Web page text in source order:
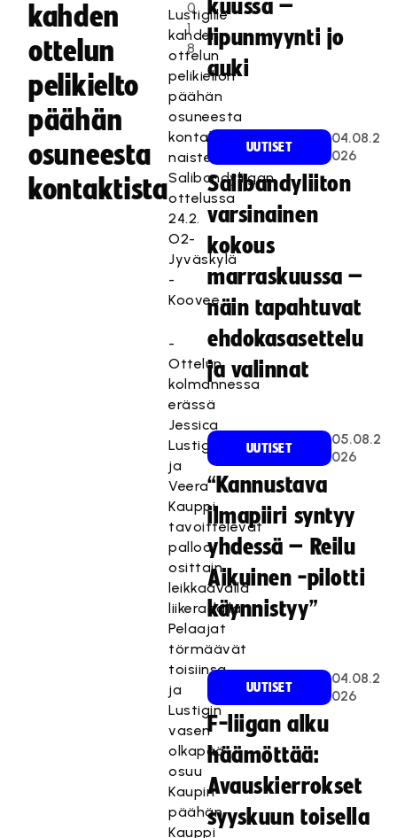
kahden
ottelun
pelikielto
päähän
osuneesta
kontaktista
0
1
8
Lustigille
kahden
ottelun
pelikiellon
päähän
osuneesta
kontaktista
naisten
Salibandyliigan
ottelussa
24.2.
O2-
Jyväskylä
-
Koovee.
-
Ottelun
kolmannessa
erässä
Jessica
Lustig
ja
Veera
Kauppi
tavoittelevat
palloa
osittain
leikkaavalla
liikeradalla.
Pelaajat
törmäävät
toisiinsa
ja
Lustigin
vasen
olkapää
osuu
Kaupin
päähän.
Kauppi
kuussa –
lipunmyynti jo
auki
UUTISET
04.08.2
026
Salibandyliiton
varsinainen
kokous
marraskuussa –
näin tapahtuvat
ehdokasasettelu
ja valinnat
UUTISET
05.08.2
026
“Kannustava
ilmapiiri syntyy
yhdessä – Reilu
Aikuinen -pilotti
käynnistyy”
UUTISET
04.08.2
026
F-liigan alku
häämöttää:
Avauskierrokset
syyskuun toisella